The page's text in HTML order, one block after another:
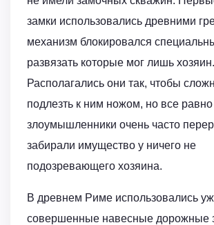
замки использовались древними
механизм блокировался
развязать которые мог лишь хозяин.
Располагались они так, чтобы
подлезть к ним ножом, но все равно
злоумышленники очень часто
забирали имущество у ничего не
подозревающего хозяина.
В древнем Риме использовались
совершенные навесные дорожные